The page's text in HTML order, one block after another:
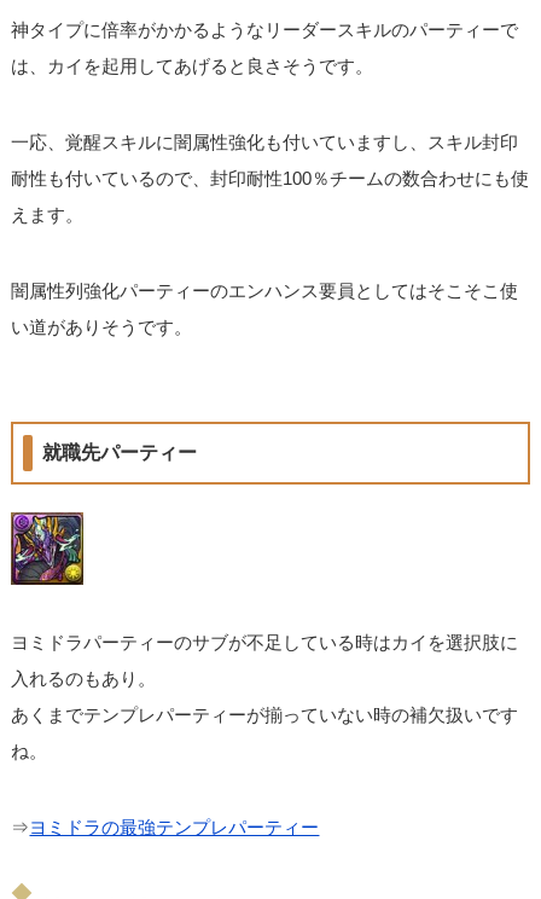
神タイプに倍率がかかるようなリーダースキルのパーティーで
は、カイを起用してあげると良さそうです。
一応、覚醒スキルに闇属性強化も付いていますし、スキル封印
耐性も付いているので、封印耐性100％チームの数合わせにも使
えます。
闇属性列強化パーティーのエンハンス要員としてはそこそこ使
い道がありそうです。
就職先パーティー
ヨミドラパーティーのサブが不足している時はカイを選択肢に
入れるのもあり。
あくまでテンプレパーティーが揃っていない時の補欠扱いです
ね。
⇒ヨミドラの最強テンプレパーティー